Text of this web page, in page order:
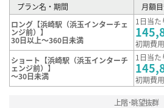
プラン名・期間
月額
ロング【浜崎駅（浜玉インターチェ
ンジ前）】
30日以上～360日未満
1日当
初期費
ショート【浜崎駅（浜玉インターチ
ェンジ前）】
～30日未満
1日当
初期費
上階･眺望抜群